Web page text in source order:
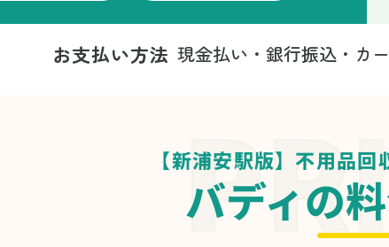
お支払い方法 現金払い・銀行振込・カ
【新浦安駅版】不用品回
バディの